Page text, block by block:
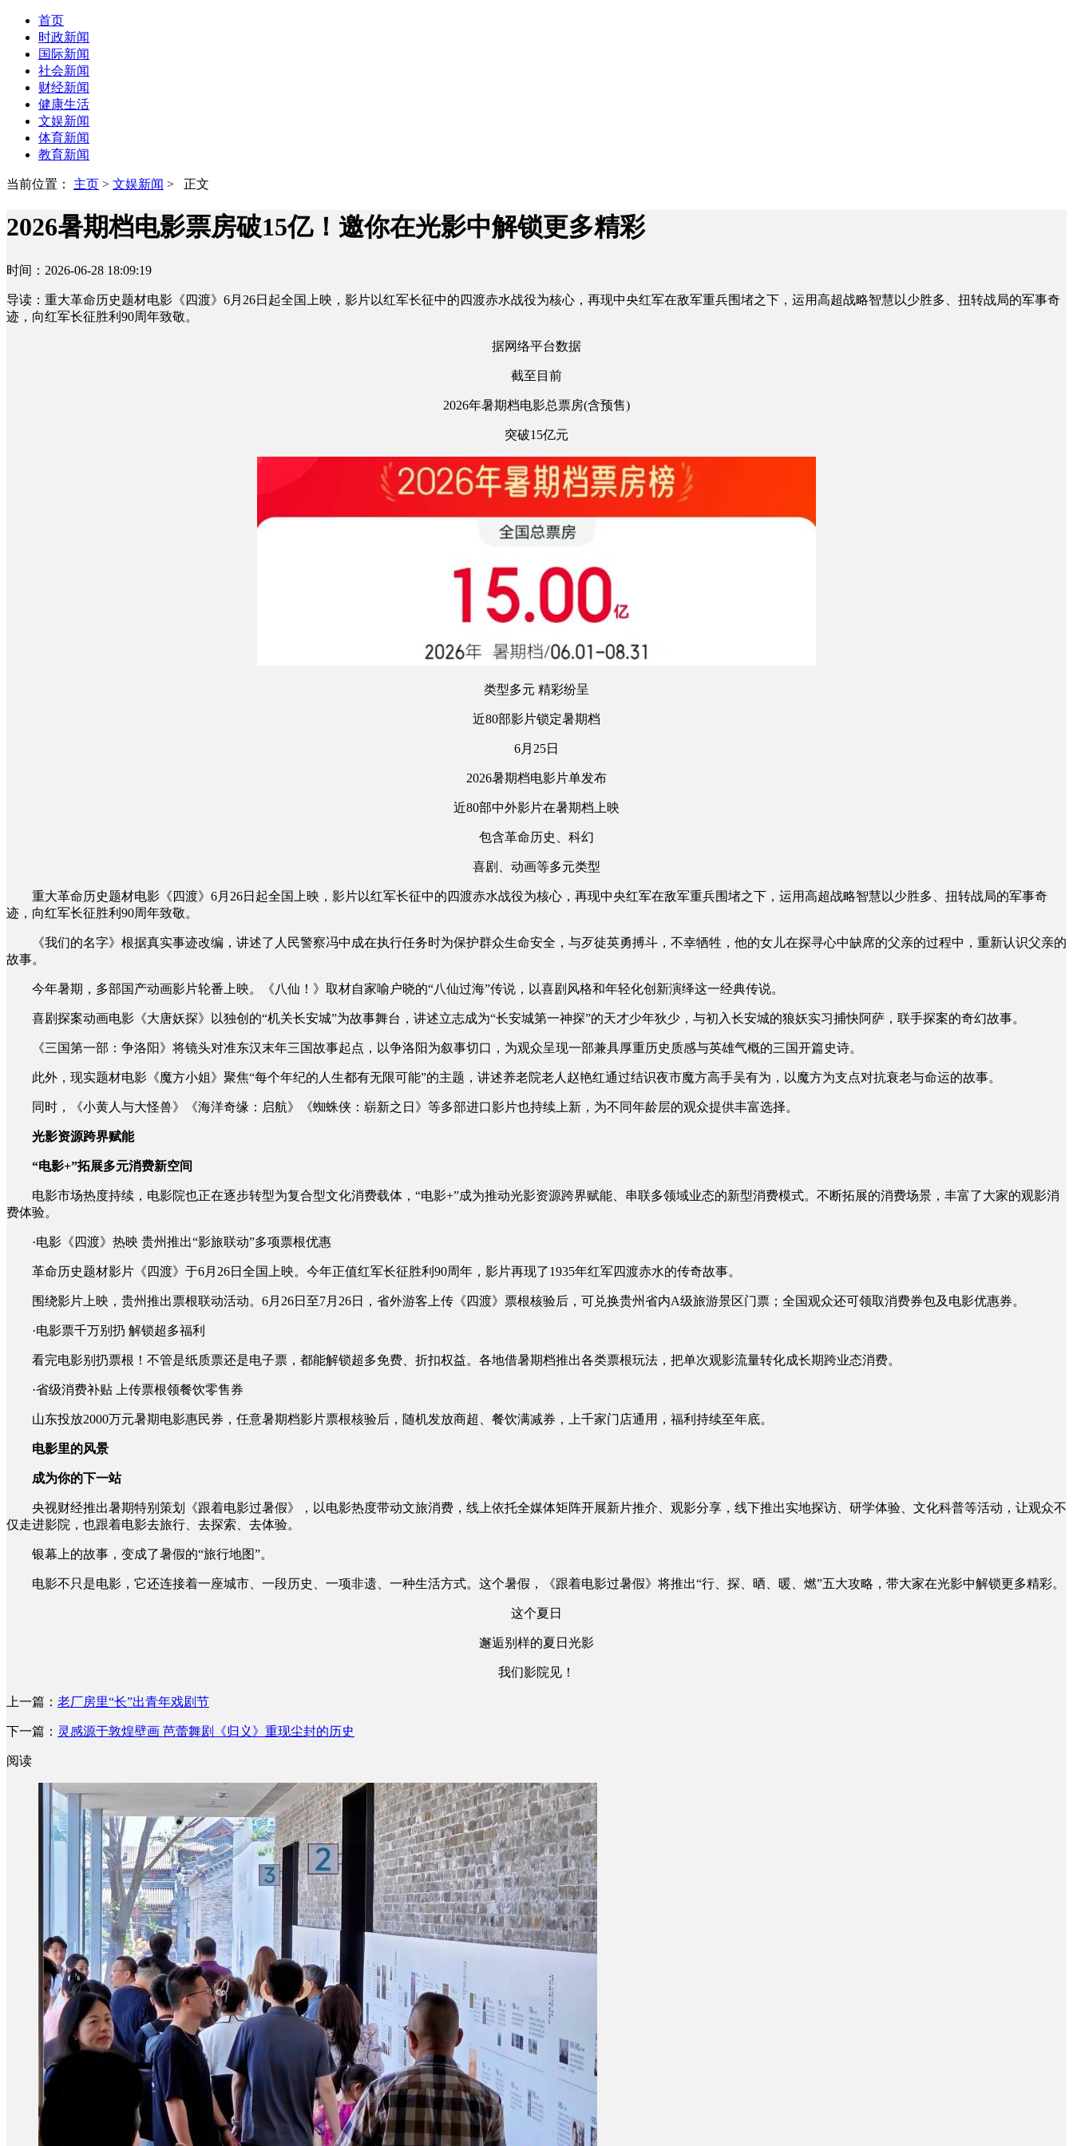
首页
时政新闻
国际新闻
社会新闻
财经新闻
健康生活
文娱新闻
体育新闻
教育新闻
当前位置： 主页 > 文娱新闻 > 正文
2026暑期档电影票房破15亿！邀你在光影中解锁更多精彩
时间：2026-06-28 18:09:19
导读：重大革命历史题材电影《四渡》6月26日起全国上映，影片以红军长征中的四渡赤水战役为核心，再现中央红军在敌军重兵围堵之下，运用高超战略智慧以少胜多、扭转战局的军事奇
迹，向红军长征胜利90周年致敬。
据网络平台数据
截至目前
2026年暑期档电影总票房(含预售)
突破15亿元
类型多元 精彩纷呈
近80部影片锁定暑期档
6月25日
2026暑期档电影片单发布
近80部中外影片在暑期档上映
包含革命历史、科幻
喜剧、动画等多元类型
重大革命历史题材电影《四渡》6月26日起全国上映，影片以红军长征中的四渡赤水战役为核心，再现中央红军在敌军重兵围堵之下，运用高超战略智慧以少胜多、扭转战局的军事奇
迹，向红军长征胜利90周年致敬。
《我们的名字》根据真实事迹改编，讲述了人民警察冯中成在执行任务时为保护群众生命安全，与歹徒英勇搏斗，不幸牺牲，他的女儿在探寻心中缺席的父亲的过程中，重新认识父亲的
故事。
今年暑期，多部国产动画影片轮番上映。《八仙！》取材自家喻户晓的“八仙过海”传说，以喜剧风格和年轻化创新演绎这一经典传说。
喜剧探案动画电影《大唐妖探》以独创的“机关长安城”为故事舞台，讲述立志成为“长安城第一神探”的天才少年狄少，与初入长安城的狼妖实习捕快阿萨，联手探案的奇幻故事。
《三国第一部：争洛阳》将镜头对准东汉末年三国故事起点，以争洛阳为叙事切口，为观众呈现一部兼具厚重历史质感与英雄气概的三国开篇史诗。
此外，现实题材电影《魔方小姐》聚焦“每个年纪的人生都有无限可能”的主题，讲述养老院老人赵艳红通过结识夜市魔方高手吴有为，以魔方为支点对抗衰老与命运的故事。
同时，《小黄人与大怪兽》《海洋奇缘：启航》《蜘蛛侠：崭新之日》等多部进口影片也持续上新，为不同年龄层的观众提供丰富选择。
光影资源跨界赋能
“电影+”拓展多元消费新空间
电影市场热度持续，电影院也正在逐步转型为复合型文化消费载体，“电影+”成为推动光影资源跨界赋能、串联多领域业态的新型消费模式。不断拓展的消费场景，丰富了大家的观影消
费体验。
·电影《四渡》热映 贵州推出“影旅联动”多项票根优惠
革命历史题材影片《四渡》于6月26日全国上映。今年正值红军长征胜利90周年，影片再现了1935年红军四渡赤水的传奇故事。
围绕影片上映，贵州推出票根联动活动。6月26日至7月26日，省外游客上传《四渡》票根核验后，可兑换贵州省内A级旅游景区门票；全国观众还可领取消费券包及电影优惠券。
·电影票千万别扔 解锁超多福利
看完电影别扔票根！不管是纸质票还是电子票，都能解锁超多免费、折扣权益。各地借暑期档推出各类票根玩法，把单次观影流量转化成长期跨业态消费。
·省级消费补贴 上传票根领餐饮零售券
山东投放2000万元暑期电影惠民券，任意暑期档影片票根核验后，随机发放商超、餐饮满减券，上千家门店通用，福利持续至年底。
电影里的风景
成为你的下一站
央视财经推出暑期特别策划《跟着电影过暑假》，以电影热度带动文旅消费，线上依托全媒体矩阵开展新片推介、观影分享，线下推出实地探访、研学体验、文化科普等活动，让观众不
仅走进影院，也跟着电影去旅行、去探索、去体验。
银幕上的故事，变成了暑假的“旅行地图”。
电影不只是电影，它还连接着一座城市、一段历史、一项非遗、一种生活方式。这个暑假，《跟着电影过暑假》将推出“行、探、晒、暖、燃”五大攻略，带大家在光影中解锁更多精彩。
这个夏日
邂逅别样的夏日光影
我们影院见！
上一篇： 老厂房里“长”出青年戏剧节
下一篇： 灵感源于敦煌壁画 芭蕾舞剧《归义》重现尘封的历史
阅读